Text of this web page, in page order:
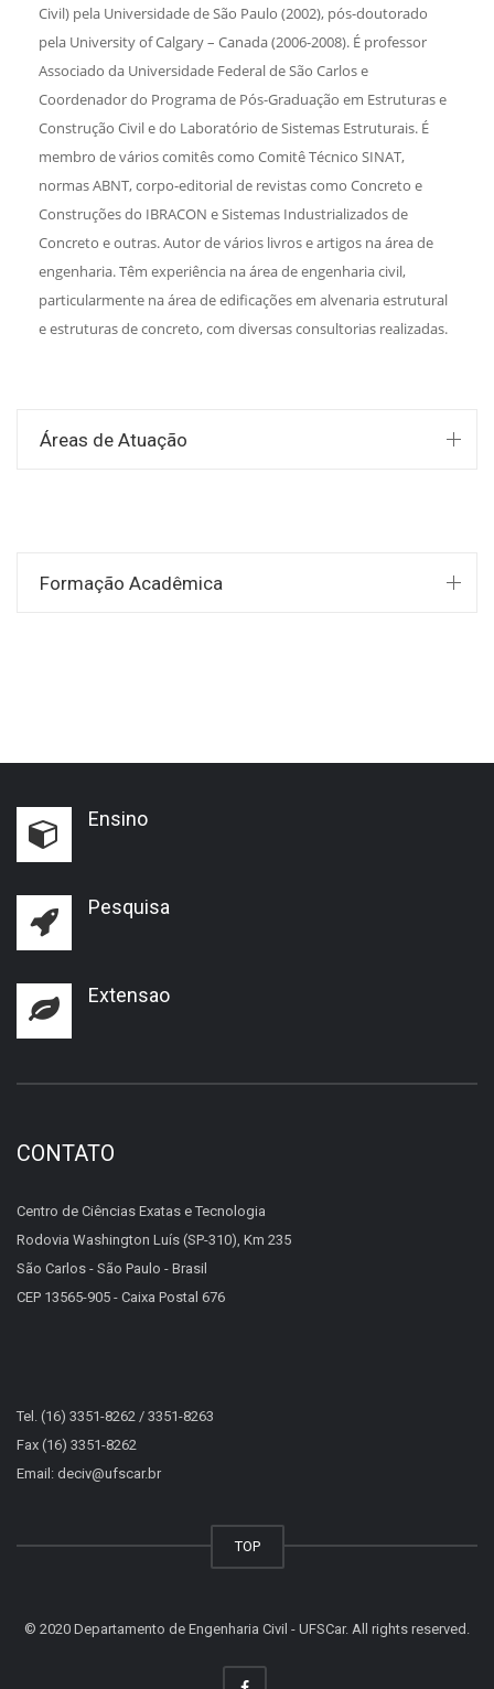
Civil) pela Universidade de São Paulo (2002), pós-doutorado
pela University of Calgary – Canada (2006-2008). É professor
Associado da Universidade Federal de São Carlos e
Coordenador do Programa de Pós-Graduação em Estruturas e
Construção Civil e do Laboratório de Sistemas Estruturais. É
membro de vários comitês como Comitê Técnico SINAT,
normas ABNT, corpo-editorial de revistas como Concreto e
Construções do IBRACON e Sistemas Industrializados de
Concreto e outras. Autor de vários livros e artigos na área de
engenharia. Têm experiência na área de engenharia civil,
particularmente na área de edificações em alvenaria estrutural
e estruturas de concreto, com diversas consultorias realizadas.
Áreas de Atuação
Formação Acadêmica
Ensino
Pesquisa
Extensao
CONTATO
Centro de Ciências Exatas e Tecnologia
Rodovia Washington Luís (SP-310), Km 235
São Carlos - São Paulo - Brasil
CEP 13565-905 - Caixa Postal 676
Tel. (16) 3351-8262 / 3351-8263
Fax (16) 3351-8262
Email: deciv@ufscar.br
TOP
© 2020 Departamento de Engenharia Civil - UFSCar. All rights reserved.